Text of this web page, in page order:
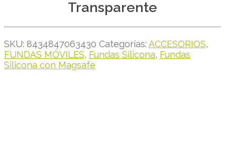
Transparente
SKU: 8434847063430 Categorías: ACCESORIOS,
FUNDAS MÓVILES, Fundas Silicona, Fundas
Silicona con Magsafe